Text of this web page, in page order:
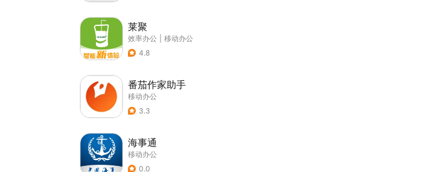
莱聚
效率办公
移动办公
4.8
番茄作家助手
移动办公
3.3
海事通
移动办公
0.0